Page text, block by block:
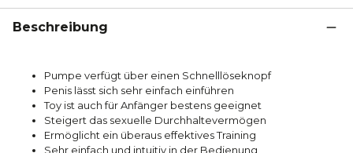
Beschreibung
Pumpe verfügt über einen Schnelllöseknopf
Penis lässt sich sehr einfach einführen
Toy ist auch für Anfänger bestens geeignet
Steigert das sexuelle Durchhaltevermögen
Ermöglicht ein überaus effektives Training
Sehr einfach und intuitiv in der Bedienung